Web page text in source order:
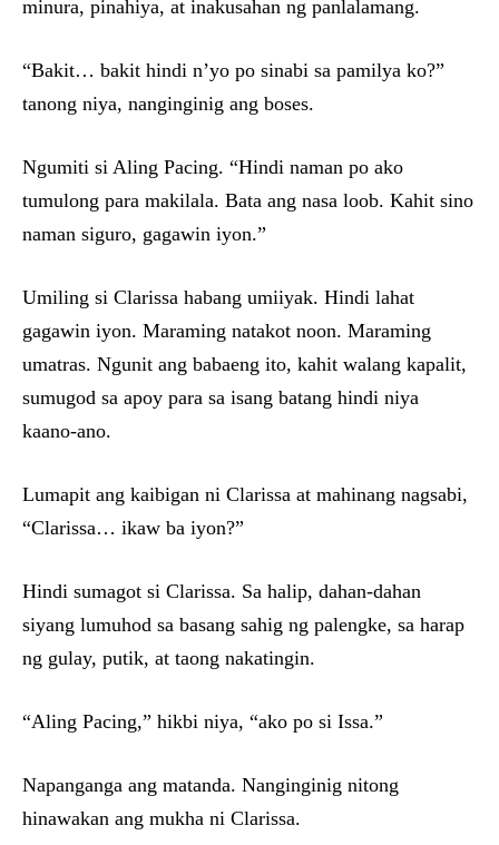
minura, pinahiya, at inakusahan ng panlalamang.
“Bakit… bakit hindi n’yo po sinabi sa pamilya ko?”
tanong niya, nanginginig ang boses.
Ngumiti si Aling Pacing. “Hindi naman po ako
tumulong para makilala. Bata ang nasa loob. Kahit sino
naman siguro, gagawin iyon.”
Umiling si Clarissa habang umiiyak. Hindi lahat
gagawin iyon. Maraming natakot noon. Maraming
umatras. Ngunit ang babaeng ito, kahit walang kapalit,
sumugod sa apoy para sa isang batang hindi niya
kaano-ano.
Lumapit ang kaibigan ni Clarissa at mahinang nagsabi,
“Clarissa… ikaw ba iyon?”
Hindi sumagot si Clarissa. Sa halip, dahan-dahan
siyang lumuhod sa basang sahig ng palengke, sa harap
ng gulay, putik, at taong nakatingin.
“Aling Pacing,” hikbi niya, “ako po si Issa.”
Napanganga ang matanda. Nanginginig nitong
hinawakan ang mukha ni Clarissa.